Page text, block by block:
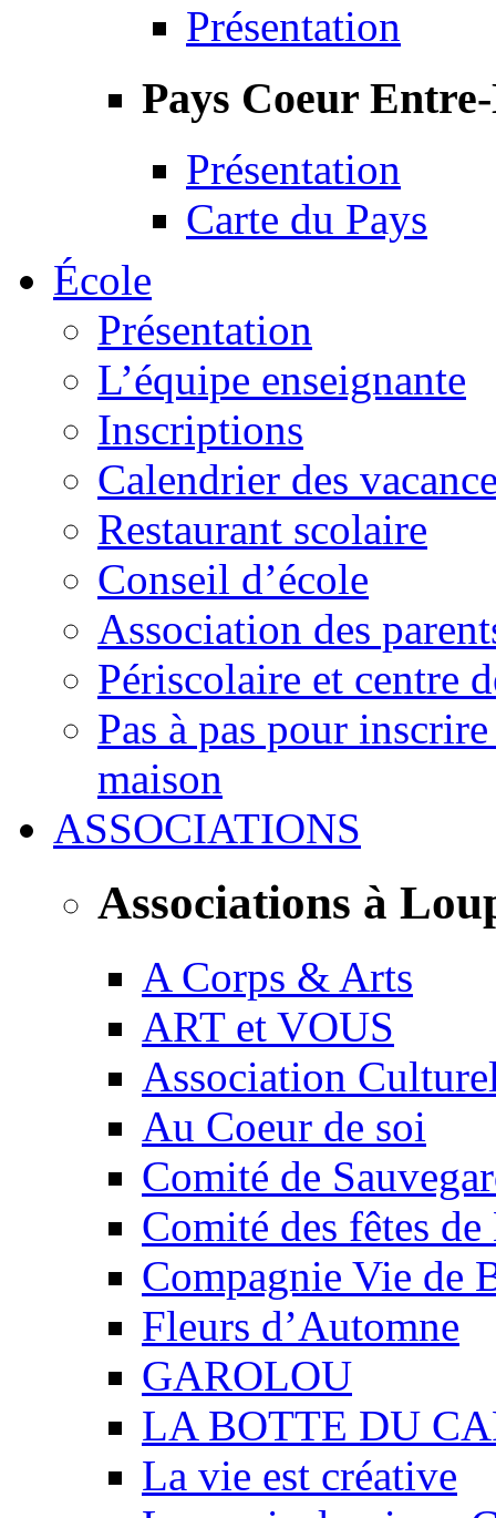
Présentation
Pays Coeur
Présentation
Carte du Pays
École
Présentation
L’équipe enseignante
Inscriptions
Calendrier des
Restaurant scolaire
Conseil d’école
Association des
Périscolaire et centre
Pas à pas pour
maison
ASSOCIATIONS
Associations à
A Corps & Arts
ART et VOUS
Association
Au Coeur de soi
Comité de
Comité des fêtes
Compagnie Vie de
Fleurs d’Automne
GAROLOU
LA BOTTE DU
La vie est créative